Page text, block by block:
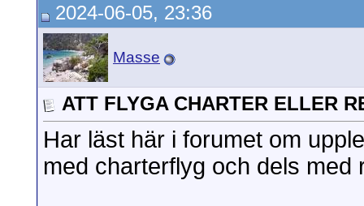
Tobbe S Sv: ATT FLYGA CHARTER ELLER...
2024-06-05, 23:36
Masse
ATT FLYGA CHARTER ELLER
Har läst här i forumet om
med charterflyg och dels med